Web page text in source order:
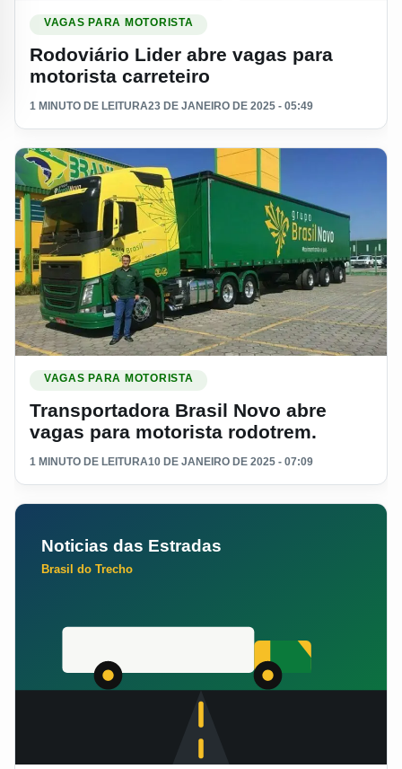
VAGAS PARA MOTORISTA
Rodoviário Lider abre vagas para
motorista carreteiro
1 MINUTO DE LEITURA23 DE JANEIRO DE 2025 - 05:49
VAGAS PARA MOTORISTA
Transportadora Brasil Novo abre
vagas para motorista rodotrem.
1 MINUTO DE LEITURA10 DE JANEIRO DE 2025 - 07:09